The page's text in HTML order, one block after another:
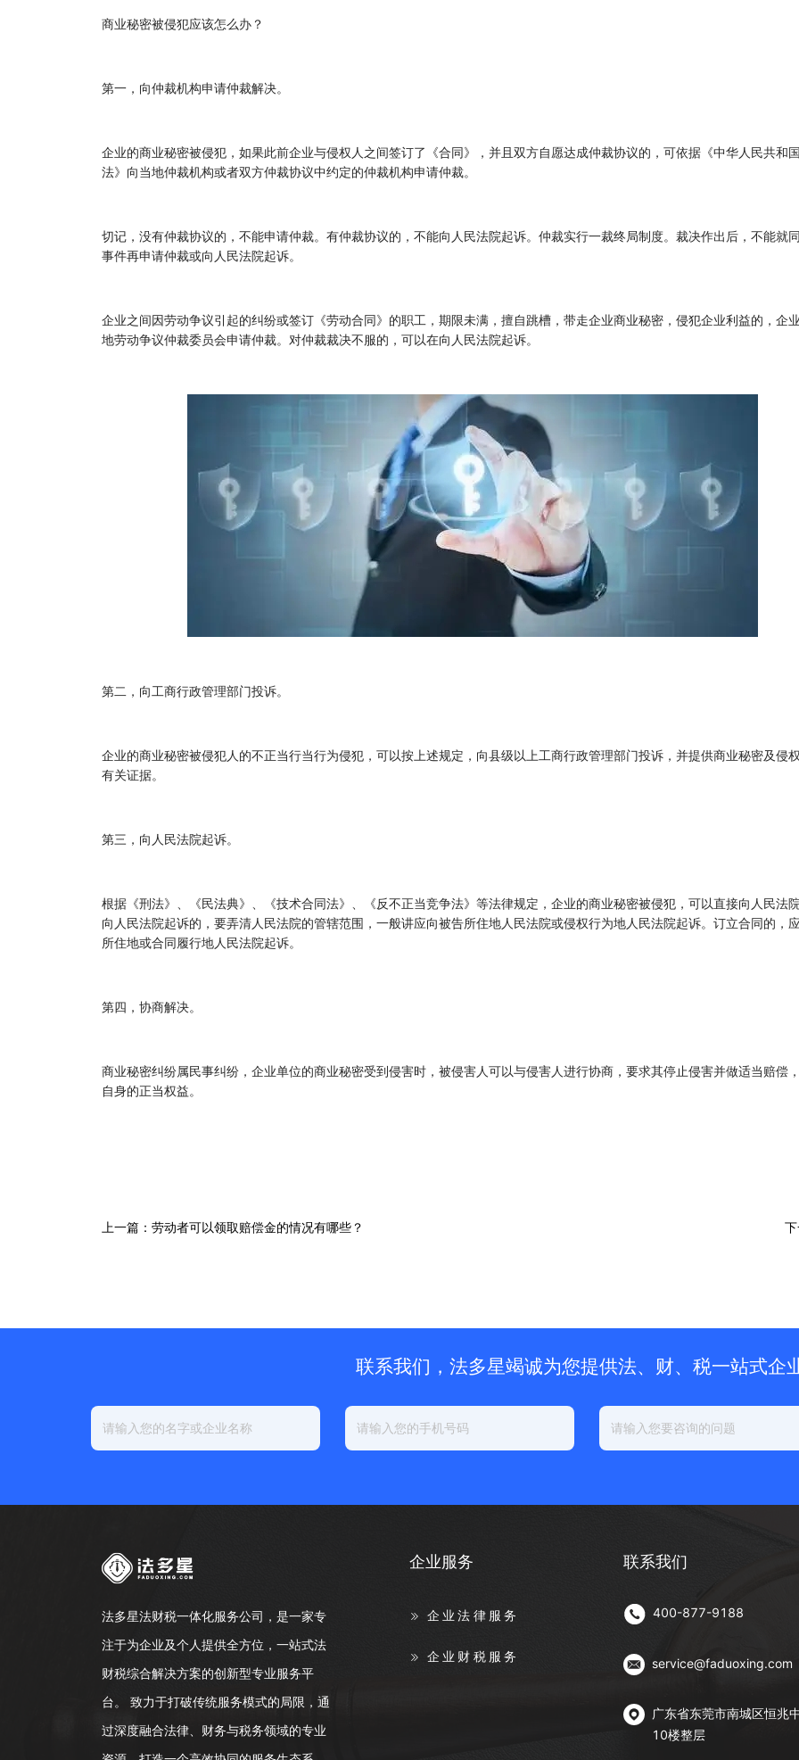
商业秘密被侵犯应该怎么办？
第一，向仲裁机构申请仲裁解决。
企业的商业秘密被侵犯，如果此前企业与侵权人之间签订了《合同》，并且双方自愿达成仲裁协议的，可依据《中华人民共和
法》向当地仲裁机构或者双方仲裁协议中约定的仲裁机构申请仲裁。
切记，没有仲裁协议的，不能申请仲裁。有仲裁协议的，不能向人民法院起诉。仲裁实行一裁终局制度。裁决作出后，不能就
事件再申请仲裁或向人民法院起诉。
企业之间因劳动争议引起的纠纷或签订《劳动合同》的职工，期限未满，擅自跳槽，带走企业商业秘密，侵犯企业利益的，企
地劳动争议仲裁委员会申请仲裁。对仲裁裁决不服的，可以在向人民法院起诉。
第二，向工商行政管理部门投诉。
企业的商业秘密被侵犯人的不正当行当行为侵犯，可以按上述规定，向县级以上工商行政管理部门投诉，并提供商业秘密及侵
有关证据。
第三，向人民法院起诉。
根据《刑法》、《民法典》、《技术合同法》、《反不正当竞争法》等法律规定，企业的商业秘密被侵犯，可以直接向人民法院
向人民法院起诉的，要弄清人民法院的管辖范围，一般讲应向被告所住地人民法院或侵权行为地人民法院起诉。订立合同的，
所住地或合同履行地人民法院起诉。
第四，协商解决。
商业秘密纠纷属民事纠纷，企业单位的商业秘密受到侵害时，被侵害人可以与侵害人进行协商，要求其停止侵害并做适当赔偿
自身的正当权益。
上一篇：劳动者可以领取赔偿金的情况有哪些？
联系我们，法多星竭诚为您提供法、财、税一站式企
法多星法财税一体化服务公司，是一家专
注于为企业及个人提供全方位，一站式法
财税综合解决方案的创新型专业服务平
台。 致力于打破传统服务模式的局限，通
过深度融合法律、财务与税务领域的专业
企业服务
企业法律服务
企业财税服务
联系我们
400-877-9188
service@faduoxing.com
广东省东莞市南城区恒兆
10楼整层